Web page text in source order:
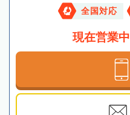
全国対応
現在営業中